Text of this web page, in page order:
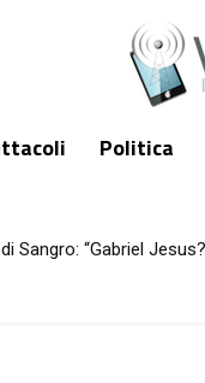
Politica
Sangro: “Gabriel